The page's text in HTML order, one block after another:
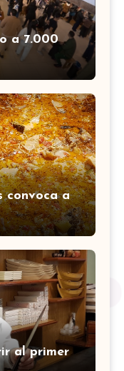
a 7.000
convoca a
al primer